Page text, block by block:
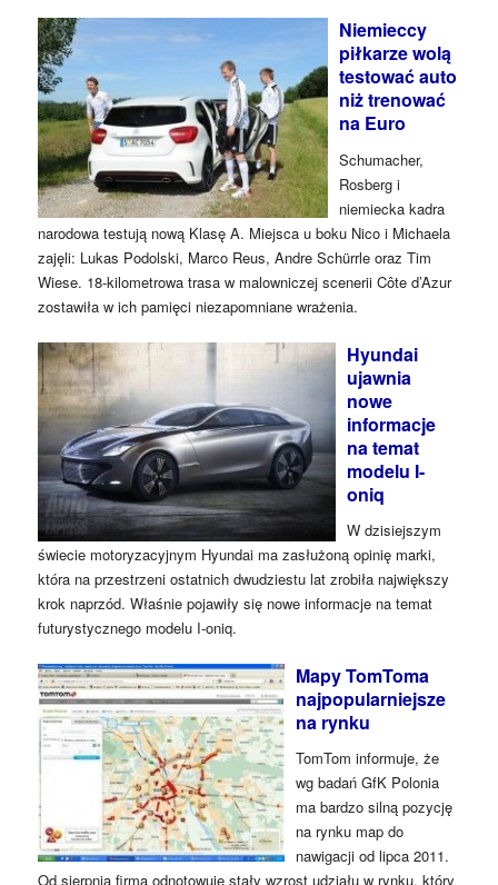
Niemieccy
piłkarze wolą
testować auto
niż trenować
na Euro
Schumacher,
Rosberg i
niemiecka kadra
narodowa testują nową Klasę A. Miejsca u boku Nico i Michaela
zajęli: Lukas Podolski, Marco Reus, Andre Schürrle oraz Tim
Wiese. 18-kilometrowa trasa w malowniczej scenerii Côte d’Azur
zostawiła w ich pamięci niezapomniane wrażenia.
Hyundai
ujawnia
nowe
informacje
na temat
modelu I-
oniq
W dzisiejszym
świecie motoryzacyjnym Hyundai ma zasłużoną opinię marki,
która na przestrzeni ostatnich dwudziestu lat zrobiła największy
krok naprzód. Właśnie pojawiły się nowe informacje na temat
futurystycznego modelu I-oniq.
Mapy TomToma
najpopularniejsze
na rynku
TomTom informuje, że
wg badań GfK Polonia
ma bardzo silną pozycję
na rynku map do
nawigacji od lipca 2011.
Od sierpnia firma odnotowuje stały wzrost udziału w rynku, który